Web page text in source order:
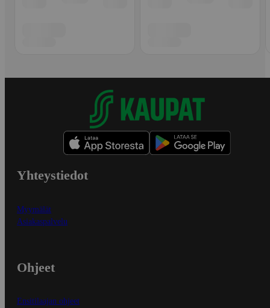
Yhteystiedot
Myymälät
Asiakaspalvelu
Ohjeet
Ensitilaajan ohjeet